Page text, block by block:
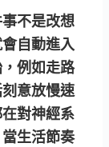
不是改想
自動進入
例如走路
意放慢速
對神經系
生活節奏